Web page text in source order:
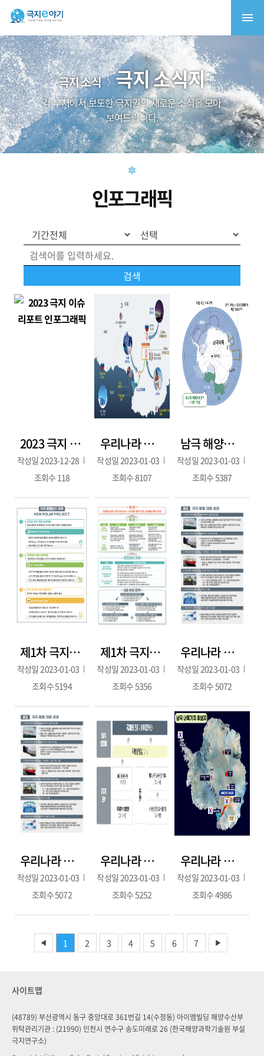
극지 소식 극지 소식지
각 부처에서 보도한 극지권의 새로운 소식을 모아
보여드립니다.
인포그래픽
2023 극지 이슈 리포트 인포그래픽
작성일 2023-12-28
조회수 118
우리나라 남극 내륙진출로(K-루트) 및 연구거점, 내륙기지 후보지역 현황
작성일 2023-01-03
조회수8107
남극 해양보호구역 지정 및 추가 지정 제안 현황
작성일 2023-01-03
조회수5387
제1차 극지활동 진흥 기본계획 - 극지 프런티어 과제
작성일 2023-01-03
조회수5194
제1차 극지활동 진흥 기본계획 비전 및 전략
작성일 2023-01-03
조회수5356
우리나라 극지활동 대표 성과
작성일 2023-01-03
조회수5072
우리나라 극지활동 대표 성과
작성일 2023-01-03
조회수5072
우리나라 극지 관련 법, 전략, 정책 체계도
작성일 2023-01-03
조회수5252
우리나라 세 번째 남극 기지 - 남극 내륙기지 후보지
작성일 2023-01-03
조회수4986
◀ 1 2 3 4 5 6 7 ▶
사이트맵
(48789) 부산광역시 동구 중앙대로 361번길 14(수정동) 아이엠빌딩 해양수산부
위탁관리기관 : (21990) 인천시 연수구 송도미래로 26 (한국해양과학기술원 부설
극지연구소)